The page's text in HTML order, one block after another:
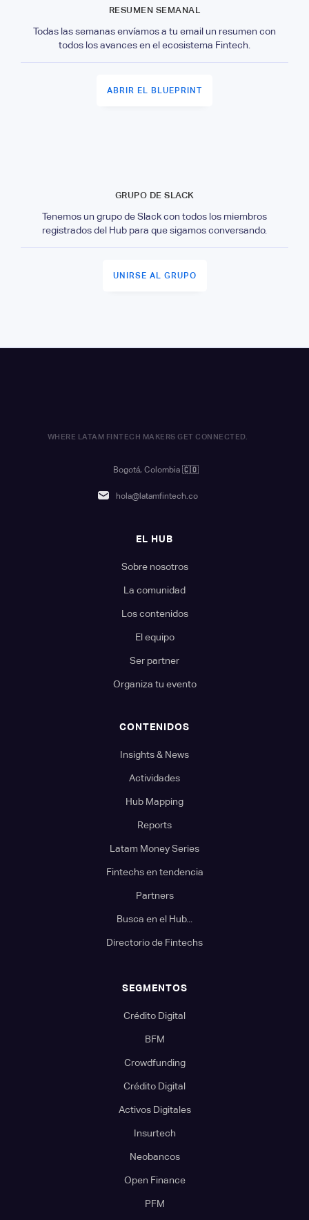
RESUMEN SEMANAL
Todas las semanas envíamos a tu email un resumen con
todos los avances en el ecosistema Fintech.
ABRIR EL BLUEPRINT
GRUPO DE SLACK
Tenemos un grupo de Slack con todos los miembros
registrados del Hub para que sigamos conversando.
UNIRSE AL GRUPO
WHERE LATAM FINTECH MAKERS GET CONNECTED.
Bogotá, Colombia 🇨🇴
hola@latamfintech.co
EL HUB
Sobre nosotros
La comunidad
Los contenidos
El equipo
Ser partner
Organiza tu evento
CONTENIDOS
Insights & News
Actividades
Hub Mapping
Reports
Latam Money Series
Fintechs en tendencia
Partners
Busca en el Hub...
Directorio de Fintechs
SEGMENTOS
Crédito Digital
BFM
Crowdfunding
Crédito Digital
Activos Digitales
Insurtech
Neobancos
Open Finance
PFM